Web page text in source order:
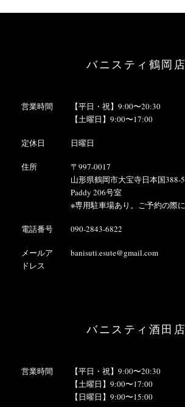
バニスティ鶴岡店
営業時間
【平日・祝】9:00〜20:30
【土曜日】9:00〜17:00
定休日 日曜日
住所
〒997-0017
山形県鶴岡市大宝寺日本国388-
Paddy 206号室
※専用駐車場あり。ご予約の際
電話番号 090-2843-6822
メールア
ドレス
banisuti.esute@gmail.com
バニスティ酒田店
営業時間
【平日・祝】9:00〜20:30
【土曜日】9:00〜17:00
【日曜日】9:00〜15:00